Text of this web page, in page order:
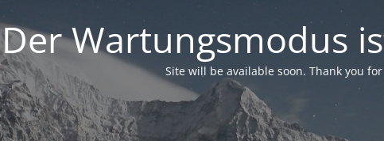
Der Wartungsmodus
Site will be available soon. Thank you